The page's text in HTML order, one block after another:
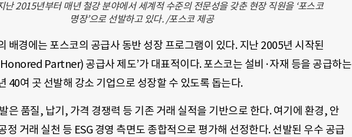
난 2015년부터 매년 철강 분야에서 세계적 수준의 전문성을 갖춘 현장 직원을 ‘포스코
명장’으로 선발하고 있다. /포스코 제공
배경에는 포스코의 공급사 동반 성장 프로그램이 있다. 지난 2005년 시작된
Partner) 공급사 제도’가 대표적이다. 포스코는 설비·자재 등을 공급하는
40여 곳 선발해 강소 기업으로 성장할 수 있도록 돕는다.
은 품질, 납기, 가격 경쟁력 등 기존 거래 실적을 기반으로 한다. 여기에 환경, 안
정 거래 실천 등 ESG 경영 측면도 종합적으로 평가해 선정한다. 선발된 우수 공급